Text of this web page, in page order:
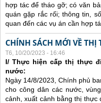
hợp tác để tháo gỡ; có văn
quán gặp rắc rối; thông tin,
quan đến các vụ án cần hợp
CHÍNH SÁCH MỚI VỀ
T6, 10/20/2023 - 16:46
I/ Thực hiện cấp thị thực
nước:
Ngày 14/8/2023, Chính phủ
cho công dân các nước,
cảnh, xuất cảnh bằng thị